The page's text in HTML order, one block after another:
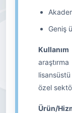
Geniş
özel
Ürün/